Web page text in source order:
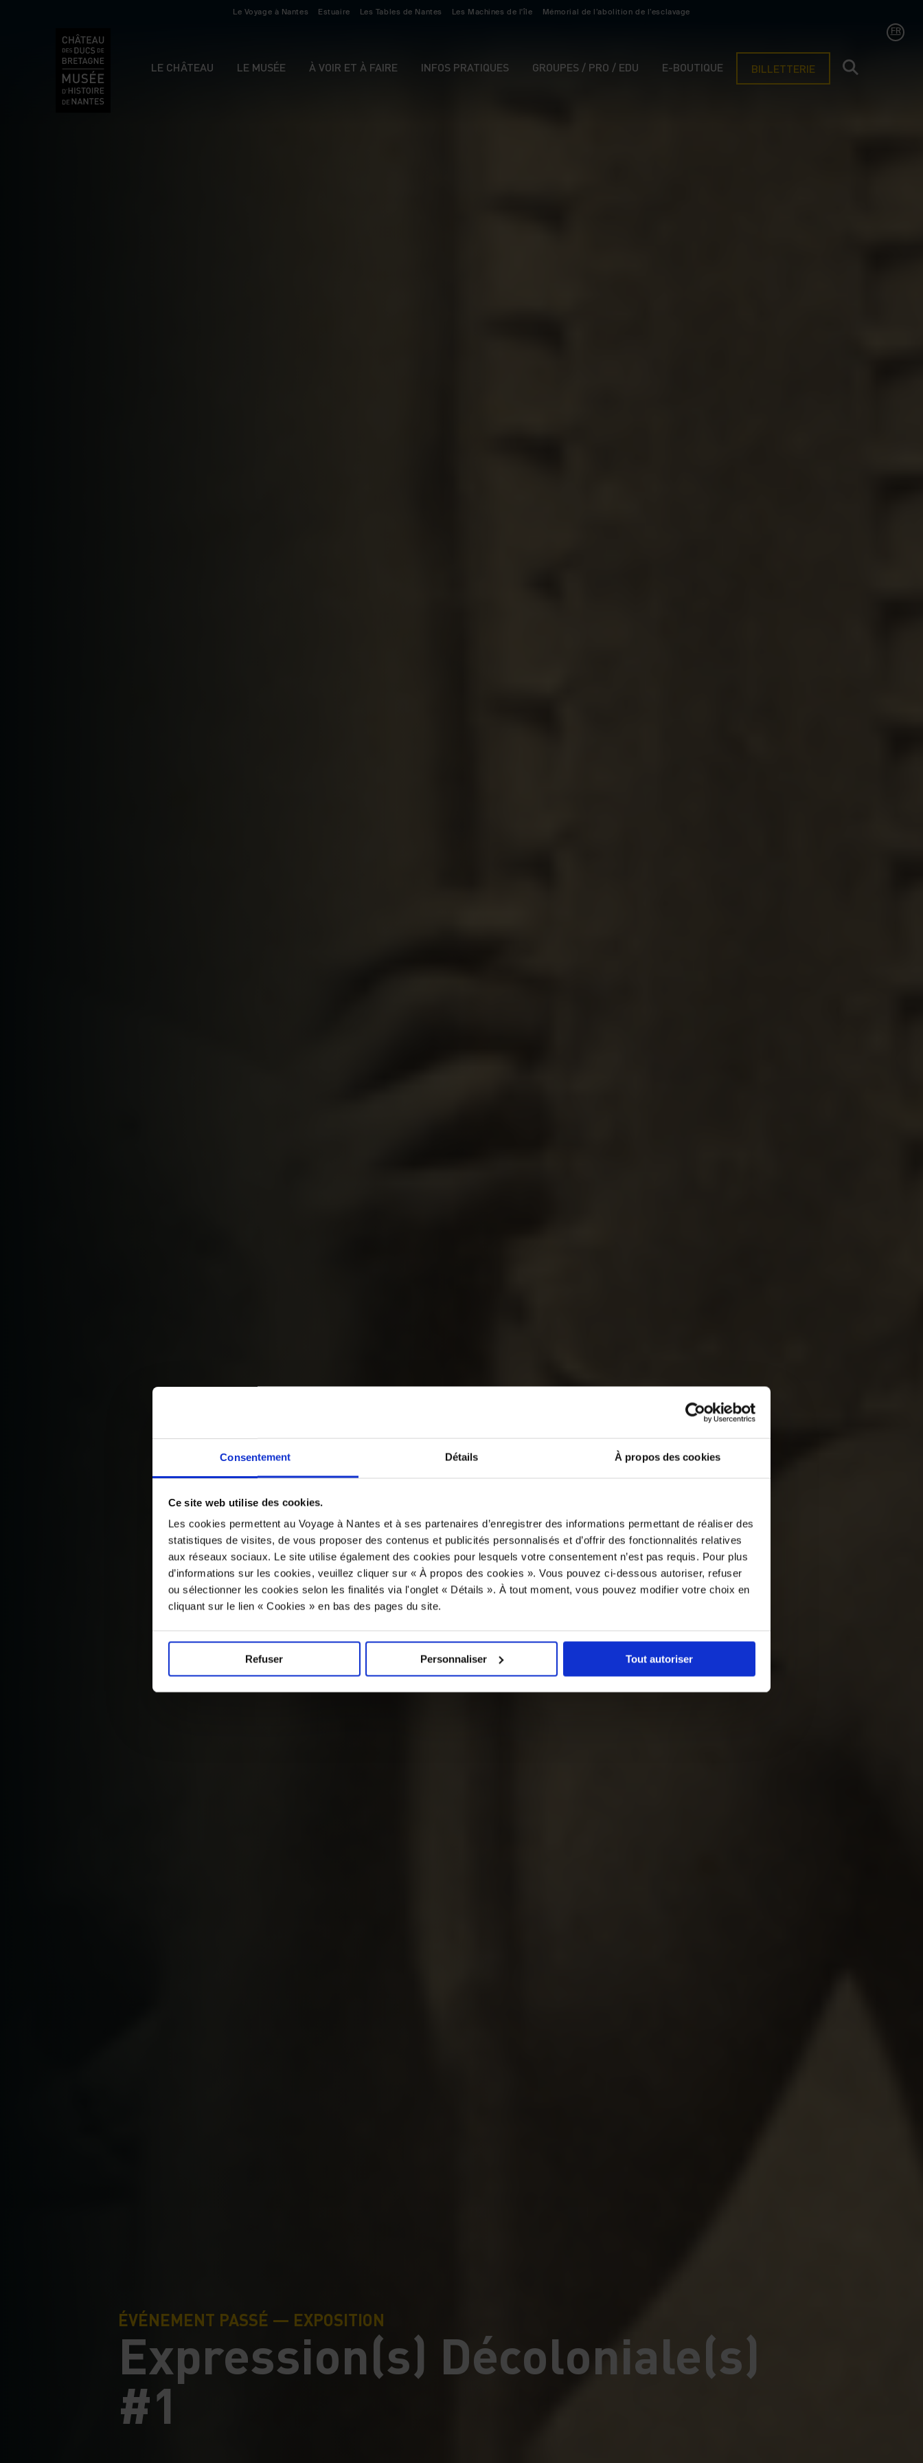
Consentement Détails À propos des cookies
Ce site web utilise des cookies.
Les cookies permettent au Voyage à Nantes et à ses partenaires d’enregistrer des informations permettant de réaliser des
statistiques de visites, de vous proposer des contenus et publicités personnalisés et d’offrir des fonctionnalités relatives
aux réseaux sociaux. Le site utilise également des cookies pour lesquels votre consentement n’est pas requis. Pour plus
d’informations sur les cookies, veuillez cliquer sur « À propos des cookies ». Vous pouvez ci-dessous autoriser, refuser
ou sélectionner les cookies selon les finalités via l'onglet « Détails ». À tout moment, vous pouvez modifier votre choix en
cliquant sur le lien « Cookies » en bas des pages du site.
Refuser Personnaliser Tout autoriser
Le Voyage à Nantes Estuaire Les Tables de Nantes Les Machines de l'île Mémorial de l’abolition de l’esclavage
LE CHÂTEAU LE MUSÉE À VOIR ET À FAIRE INFOS PRATIQUES GROUPES / PRO / EDU E-BOUTIQUE BILLETTERIE
FR
ÉVÉNEMENT PASSÉ — EXPOSITION
Expression(s) Décoloniale(s)
#1